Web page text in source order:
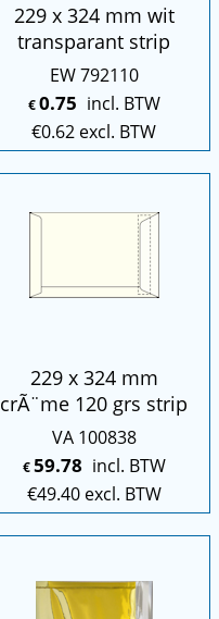
229 x 324 mm wit
transparant strip
EW 792110
€0.75 incl. BTW
€0.62 excl. BTW
229 x 324 mm
crÃ¨me 120 grs strip
VA 100838
€59.78 incl. BTW
€49.40 excl. BTW